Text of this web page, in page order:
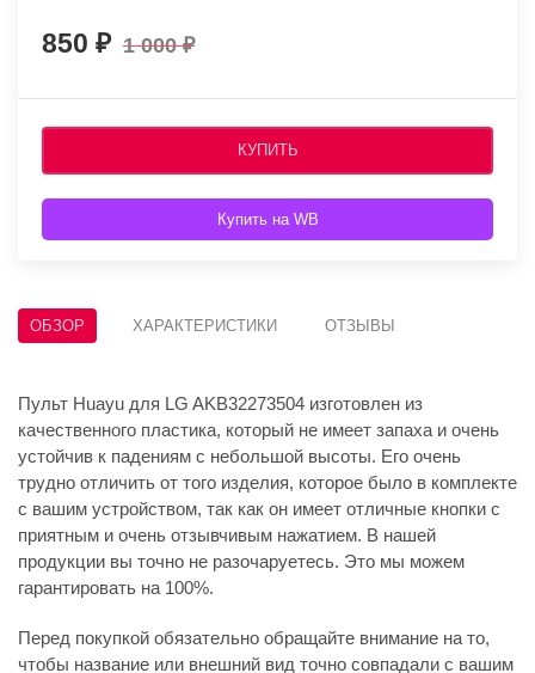
850 1 000
КУПИТЬ
Купить на WB
ОБЗОР ХАРАКТЕРИСТИКИ ОТЗЫВЫ
Пульт Huayu для LG AKB32273504 изготовлен из
качественного пластика, который не имеет запаха и очень
устойчив к падениям с небольшой высоты. Его очень
трудно отличить от того изделия, которое было в комплекте
с вашим устройством, так как он имеет отличные кнопки с
приятным и очень отзывчивым нажатием. В нашей
продукции вы точно не разочаруетесь. Это мы можем
гарантировать на 100%.
Перед покупкой обязательно обращайте внимание на то,
чтобы название или внешний вид точно совпадали с вашим